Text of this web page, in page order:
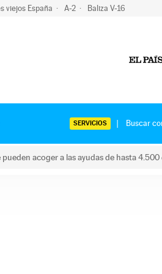
viejos España A-2 Baliza V-16
SERVICIOS
acoger a las ayudas de hasta 4.500